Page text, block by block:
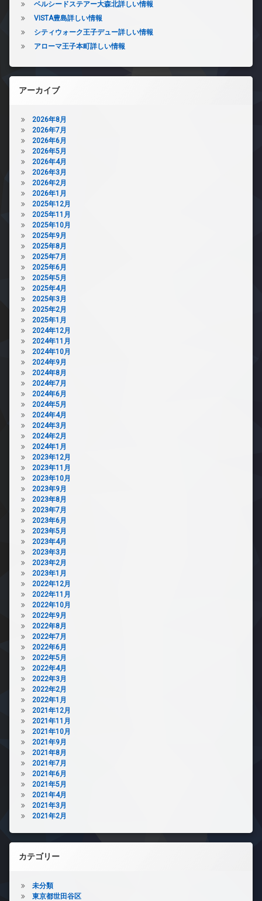
ベルシードステアー大森北詳しい情報
VISTA豊島詳しい情報
シティウォーク王子デュー詳しい情報
アローマ王子本町詳しい情報
アーカイブ
2026年8月
2026年7月
2026年6月
2026年5月
2026年4月
2026年3月
2026年2月
2026年1月
2025年12月
2025年11月
2025年10月
2025年9月
2025年8月
2025年7月
2025年6月
2025年5月
2025年4月
2025年3月
2025年2月
2025年1月
2024年12月
2024年11月
2024年10月
2024年9月
2024年8月
2024年7月
2024年6月
2024年5月
2024年4月
2024年3月
2024年2月
2024年1月
2023年12月
2023年11月
2023年10月
2023年9月
2023年8月
2023年7月
2023年6月
2023年5月
2023年4月
2023年3月
2023年2月
2023年1月
2022年12月
2022年11月
2022年10月
2022年9月
2022年8月
2022年7月
2022年6月
2022年5月
2022年4月
2022年3月
2022年2月
2022年1月
2021年12月
2021年11月
2021年10月
2021年9月
2021年8月
2021年7月
2021年6月
2021年5月
2021年4月
2021年3月
2021年2月
カテゴリー
未分類
東京都世田谷区